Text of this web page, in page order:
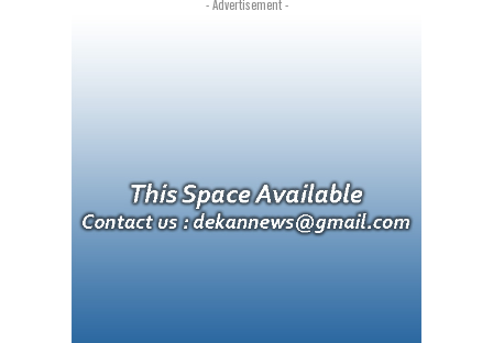
- Advertisement -